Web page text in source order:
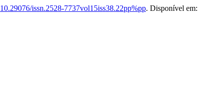
10.29076/issn.2528-7737vol15iss38.22pp%pp. Disponível em: